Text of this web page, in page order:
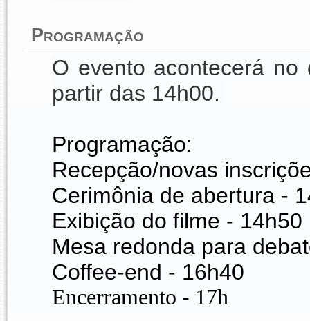
Programação
O evento acontecerá
partir das 14h00.
Programação:
Recepção/novas
Cerimônia de abertura -
Exibição do filme - 14h50
Mesa redonda para
Coffee-end - 16h40
Encerramento - 17h